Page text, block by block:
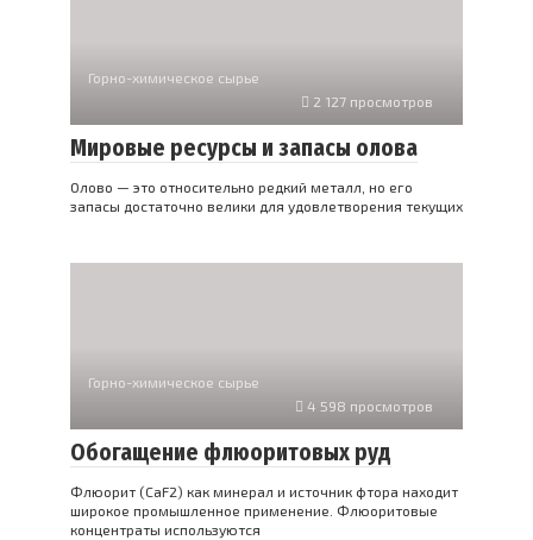
Горно-химическое сырье
2 127 просмотров
Мировые ресурсы и запасы олова
Олово — это относительно редкий металл, но его
запасы достаточно велики для удовлетворения текущих
Горно-химическое сырье
4 598 просмотров
Обогащение флюоритовых руд
Флюорит (CaF2) как минерал и источник фтора находит
широкое промышленное применение. Флюоритовые
концентраты используются